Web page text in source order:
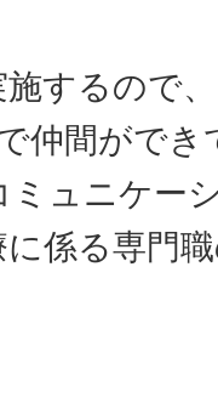
するので
仲間がで
ミュニケー
係る専門